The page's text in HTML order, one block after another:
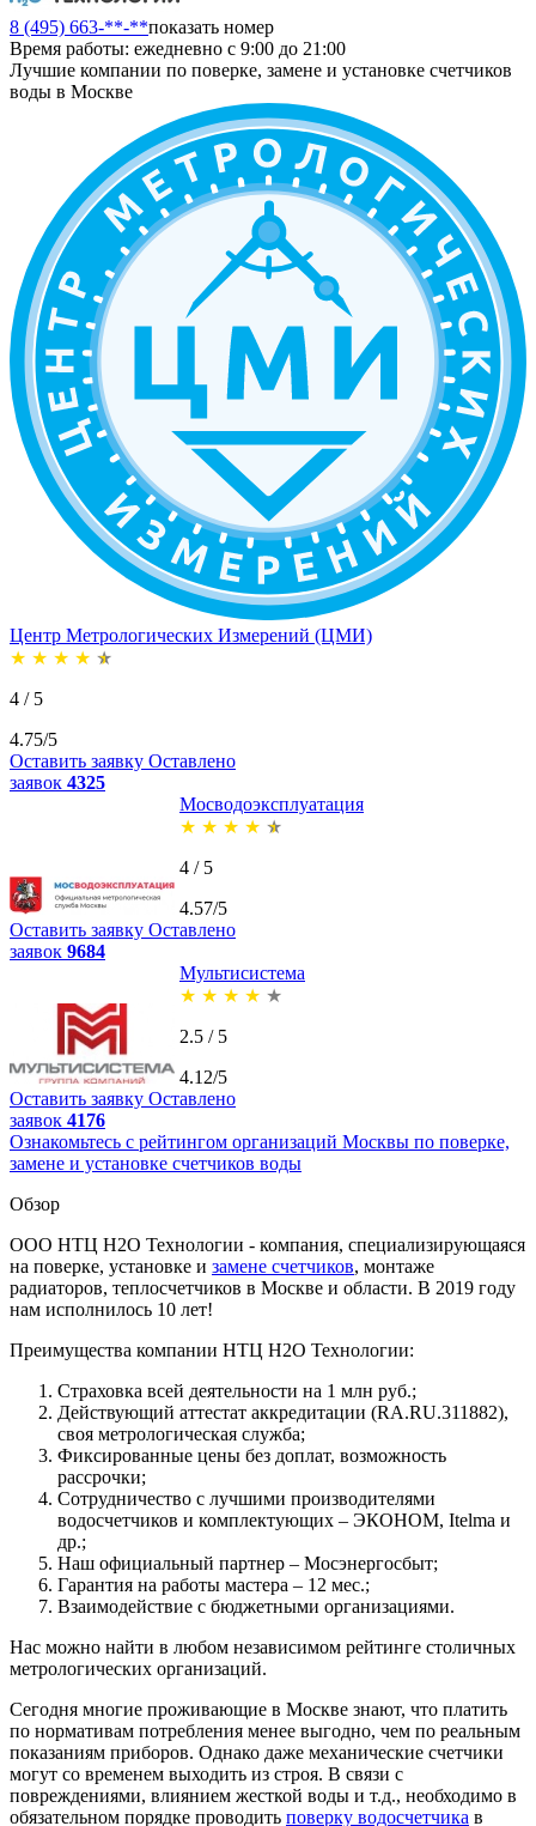
8 (495) 663-**-**показать номер
Время работы: ежедневно с 9:00 до 21:00
Лучшие компании по поверке, замене и установке счетчиков
воды в Москве
Центр Метрологических Измерений (ЦМИ)
★ ★ ★ ★ ★
4 / 5
4.75/5
Оставить заявку Оставлено
заявок 4325
Мосводоэксплуатация
★ ★ ★ ★ ★
4 / 5
4.57/5
Оставить заявку Оставлено
заявок 9684
Мультисистема
★ ★ ★ ★ ★
2.5 / 5
4.12/5
Оставить заявку Оставлено
заявок 4176
Ознакомьтесь с рейтингом организаций Москвы по поверке,
замене и установке счетчиков воды
Обзор
ООО НТЦ Н2О Технологии - компания, специализирующаяся
на поверке, установке и замене счетчиков, монтаже
радиаторов, теплосчетчиков в Москве и области. В 2019 году
нам исполнилось 10 лет!
Преимущества компании НТЦ Н2О Технологии:
Страховка всей деятельности на 1 млн руб.;
Действующий аттестат аккредитации (RA.RU.311882),
своя метрологическая служба;
Фиксированные цены без доплат, возможность
рассрочки;
Сотрудничество с лучшими производителями
водосчетчиков и комплектующих – ЭКОНОМ, Itelma и
др.;
Наш официальный партнер – Мосэнергосбыт;
Гарантия на работы мастера – 12 мес.;
Взаимодействие с бюджетными организациями.
Нас можно найти в любом независимом рейтинге столичных
метрологических организаций.
Сегодня многие проживающие в Москве знают, что платить
по нормативам потребления менее выгодно, чем по реальным
показаниям приборов. Однако даже механические счетчики
могут со временем выходить из строя. В связи с
повреждениями, влиянием жесткой воды и т.д., необходимо в
обязательном порядке проводить поверку водосчетчика в